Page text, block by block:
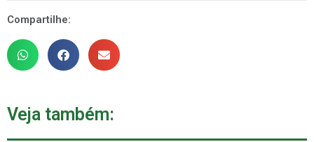
Compartilhe:
Veja também: